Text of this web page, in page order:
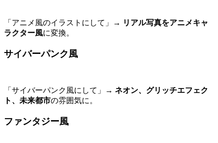
「アニメ風のイラストにして」→ リアル写真をアニメキャ
ラクター風に変換。
サイバーパンク風
「サイバーパンク風にして」→ ネオン、グリッチエフェク
ト、未来都市の雰囲気に。
ファンタジー風